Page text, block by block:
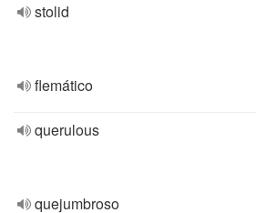
stolid
flemático
querulous
quejumbroso